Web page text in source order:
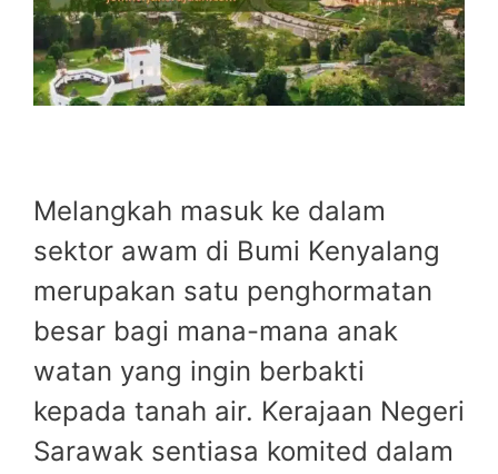
Melangkah masuk ke dalam
sektor awam di Bumi Kenyalang
merupakan satu penghormatan
besar bagi mana-mana anak
watan yang ingin berbakti
kepada tanah air. Kerajaan Negeri
Sarawak sentiasa komited dalam